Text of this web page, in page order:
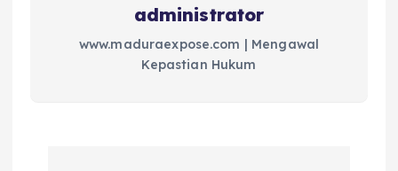
administrator
www.maduraexpose.com | Mengawal
Kepastian Hukum